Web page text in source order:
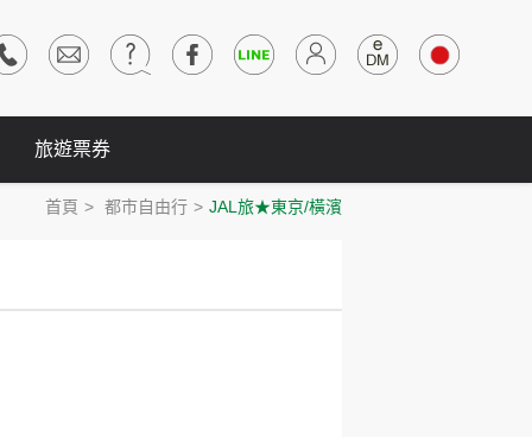
旅遊票券
首頁 都市自由行 JAL旅★東京/橫濱